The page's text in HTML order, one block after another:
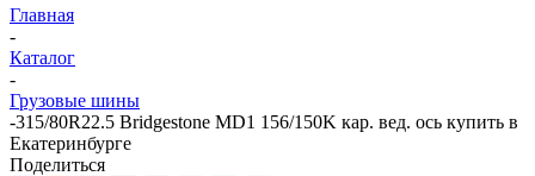
Главная
-
Каталог
-
Грузовые шины
-315/80R22.5 Bridgestone MD1 156/150K кар. вед. ось купить в
Екатеринбурге
Поделиться